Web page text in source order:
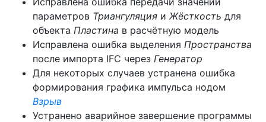
параметров Триангуляция и Жёсткость для
объекта Пластина в расчётную модель
Исправлена ошибка выделения Пространства
после импорта IFC через Генератор
Для некоторых случаев устранена ошибка
формирования графика импульса нодом
Взрыв
Устранено аварийное завершение программы